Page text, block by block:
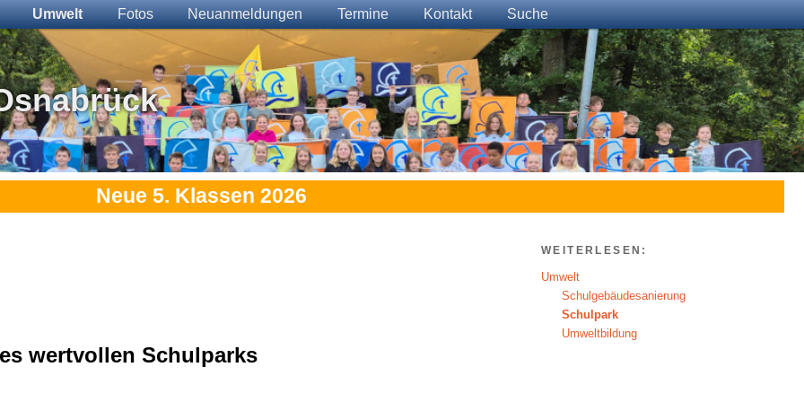
Umwelt Fotos Neuanmeldungen Termine Kontakt Suche
Neue 5. Klassen 2026
wertvollen Schulparks
WEITERLESEN:
Umwelt
Schulgebäudesanierung
Schulpark
Umweltbildung